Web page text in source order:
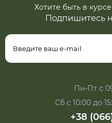
Хотите быть в
Подпишитесь
Пн-Пт с
Сб с 10:00 до
+38